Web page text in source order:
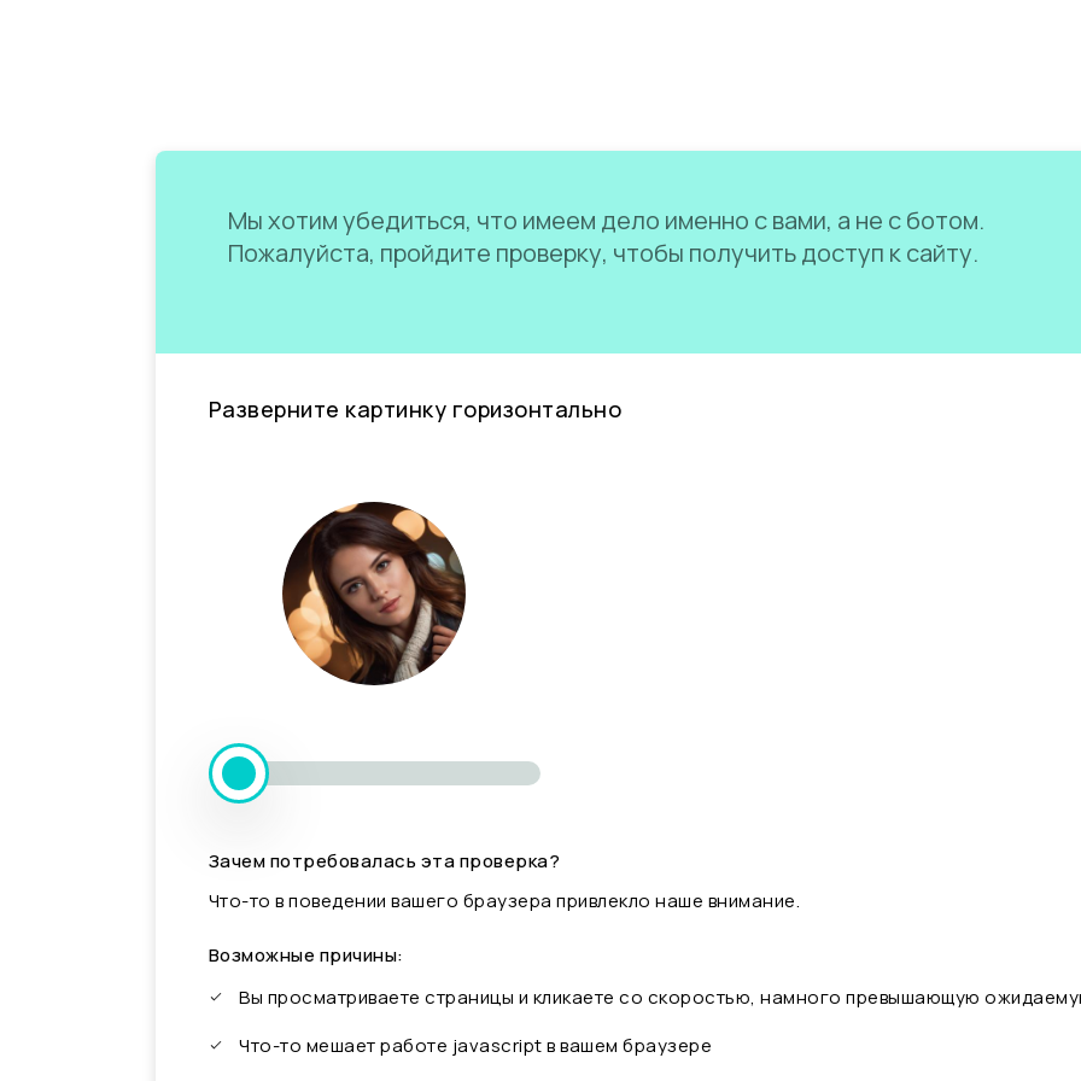
Мы хотим убедиться, что имеем дело именно с вами, а не с ботом.
Пожалуйста, пройдите проверку, чтобы получить доступ к сайту.
Разверните картинку горизонтально
Зачем потребовалась эта проверка?
Что-то в поведении вашего браузера привлекло наше внимание.
Возможные причины:
Вы просматриваете страницы и кликаете со скоростью, намного превышающую
Что-то мешает работе javascript в вашем браузере